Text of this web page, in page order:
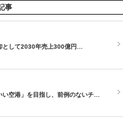
事
として2030年売上300億円…
い空港」を目指し、前例のないチ…